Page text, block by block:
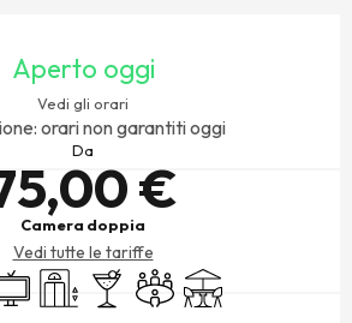
Aperto oggi
Vedi gli orari
orari non garantiti oggi
Da
€
Camera doppia
Vedi tutte le tariffe
SollevamentoBar / Bar di ristoro
Sala riunioni
Terrazza